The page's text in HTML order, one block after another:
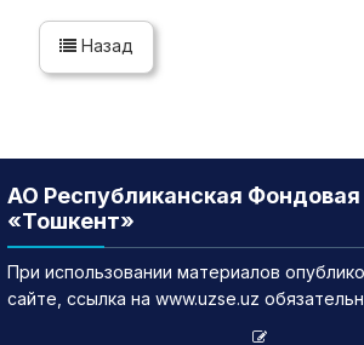
Назад
АО Республиканская
«Тошкент»
При использовании материалов
сайте, ссылка на www.uzse.uz